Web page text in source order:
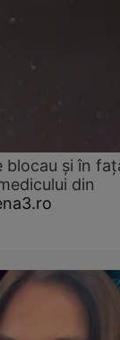
blocau şi în
din